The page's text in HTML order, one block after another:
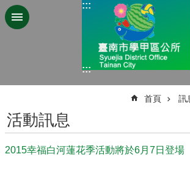
跳到主要內容區塊
:::
:::
首頁 訊
活動訊息
2015幸福白河蓮花季活動將於6月7日登場